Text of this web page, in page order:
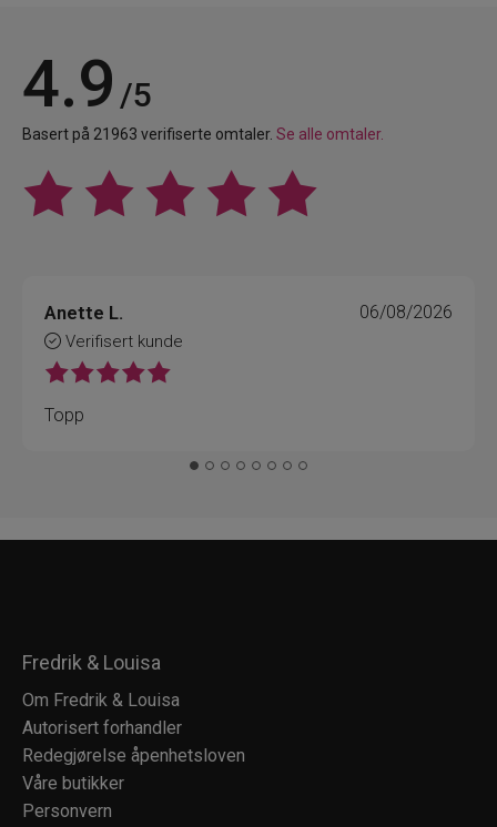
4.9 /5
Basert på 21963 verifiserte omtaler. Se alle omtaler.
Anette L.
Verifisert kunde
06/08/2026
Topp
Fredrik & Louisa
Om Fredrik & Louisa
Autorisert forhandler
Redegjørelse åpenhetsloven
Våre butikker
Personvern